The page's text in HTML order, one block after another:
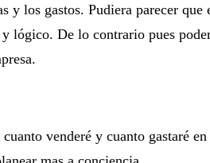
y los gastos. Pudiera parecer
lógico. De lo contrario pues
venderé y cuanto gastaré